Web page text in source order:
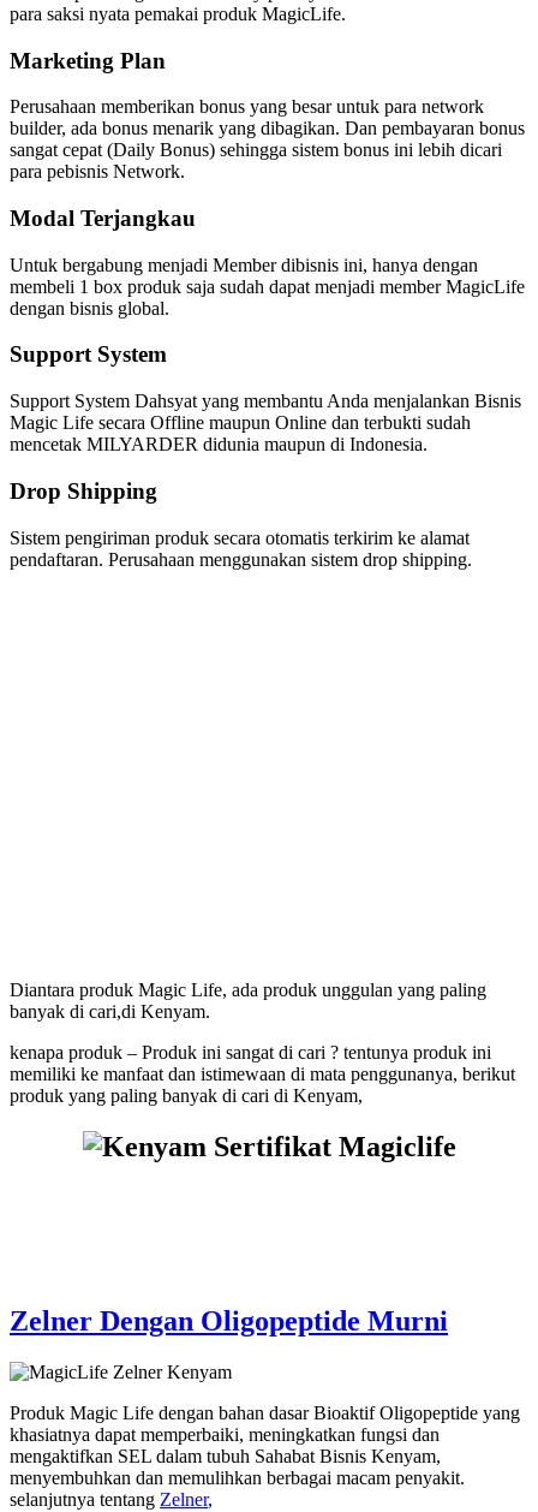
para saksi nyata pemakai produk MagicLife.
Marketing Plan
Perusahaan memberikan bonus yang besar untuk para network
builder, ada bonus menarik yang dibagikan. Dan pembayaran bonus
sangat cepat (Daily Bonus) sehingga sistem bonus ini lebih dicari
para pebisnis Network.
Modal Terjangkau
Untuk bergabung menjadi Member dibisnis ini, hanya dengan
membeli 1 box produk saja sudah dapat menjadi member MagicLife
dengan bisnis global.
Support System
Support System Dahsyat yang membantu Anda menjalankan Bisnis
Magic Life secara Offline maupun Online dan terbukti sudah
mencetak MILYARDER didunia maupun di Indonesia.
Drop Shipping
Sistem pengiriman produk secara otomatis terkirim ke alamat
pendaftaran. Perusahaan menggunakan sistem drop shipping.
Diantara produk Magic Life, ada produk unggulan yang paling
banyak di cari,di Kenyam.
kenapa produk – Produk ini sangat di cari ? tentunya produk ini
memiliki ke manfaat dan istimewaan di mata penggunanya, berikut
produk yang paling banyak di cari di Kenyam,
Zelner Dengan Oligopeptide Murni
Produk Magic Life dengan bahan dasar Bioaktif Oligopeptide yang
khasiatnya dapat memperbaiki, meningkatkan fungsi dan
mengaktifkan SEL dalam tubuh Sahabat Bisnis Kenyam,
menyembuhkan dan memulihkan berbagai macam penyakit.
selanjutnya tentang Zelner,